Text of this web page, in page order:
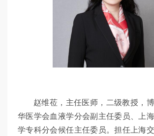
赵维莅，主任医师，二级教授，
华医学会血液学分会副主任委员、上
学专科分会候任主任委员。担任上海